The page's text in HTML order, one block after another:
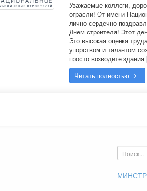
Уважаемые коллеги,
отрасли! От имени
лично сердечно
Днем строителя! Этот
Это высокая оценка
упорством и талантом
просто возводите
Читать полностью